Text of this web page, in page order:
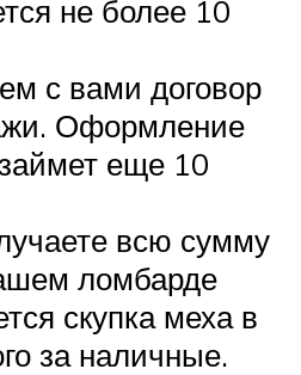
не более 10
с вами договор
Оформление
еще 10
всю сумму
ломбарде
скупка меха в
за наличные.